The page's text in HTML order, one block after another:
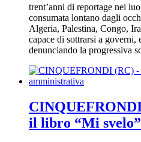
trent’anni di reportage nei
consumata lontano dagli
Algeria, Palestina, Congo,
capace di sottrarsi a governi,
denunciando la progressiva
il libro “Mi svelo”